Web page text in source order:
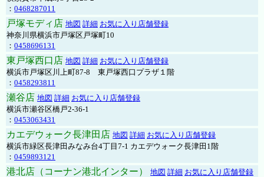
： 0468287011
戸塚モディ店 地図 詳細 お気に入り店舗登録
神奈川県横浜市戸塚区戸塚町10
： 0458696131
東戸塚西口店 地図 詳細 お気に入り店舗登録
横浜市戸塚区川上町87-8 東戸塚西口プラザ１階
： 0458293811
瀬谷店 地図 詳細 お気に入り店舗登録
横浜市瀬谷区橋戸2-36-1
： 0453063431
カエデウォーク長津田店 地図 詳細 お気に入り店舗登録
横浜市緑区長津田みなみ台4丁目7-1 カエデウォーク長津田1階
： 0459893121
港北店（コーナン港北インター） 地図 詳細 お気に入り店舗登録